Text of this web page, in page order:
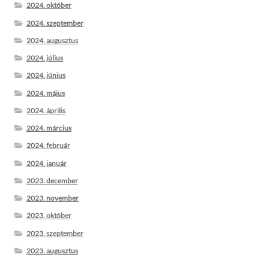
2024. október
2024. szeptember
2024. augusztus
2024. július
2024. június
2024. május
2024. április
2024. március
2024. február
2024. január
2023. december
2023. november
2023. október
2023. szeptember
2023. augusztus